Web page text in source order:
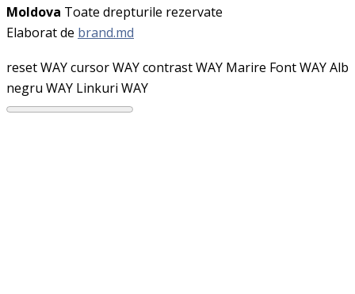
Moldova Toate drepturile rezervate
Elaborat de brand.md
reset WAYcursor WAYcontrast WAY Marire Font WAYAlb
negru WAY Linkuri WAY